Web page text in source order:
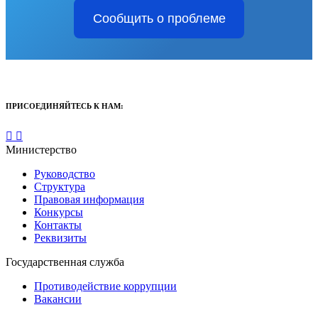
Сообщить о проблеме
ПРИСОЕДИНЯЙТЕСЬ К НАМ:
Министерство
Руководство
Структура
Правовая информация
Конкурсы
Контакты
Реквизиты
Государственная служба
Противодействие коррупции
Вакансии